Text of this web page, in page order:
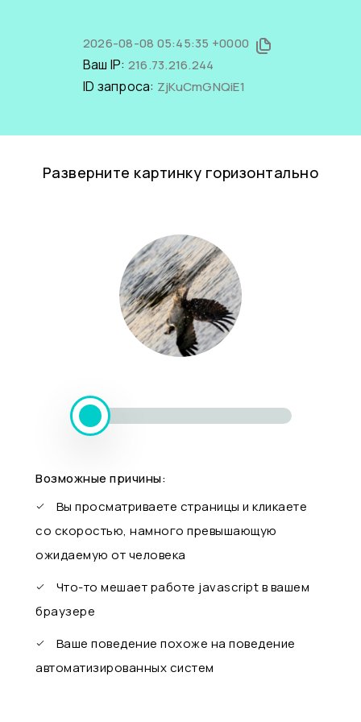
2026-08-08 05:45:35 +0000
Ваш IP: 216.73.216.244
ID запроса: ZjKuCmGNQiE1
Разверните картинку горизонтально
Возможные причины:
Вы просматриваете страницы и кликаете
со скоростью, намного превышающую
ожидаемую от человека
Что-то мешает работе javascript в вашем
браузере
Ваше поведение похоже на поведение
автоматизированных систем